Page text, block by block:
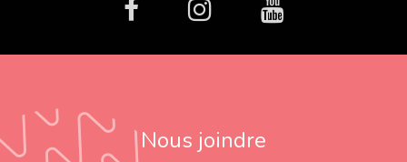
facebookInstagramYoutube
Nous joindre